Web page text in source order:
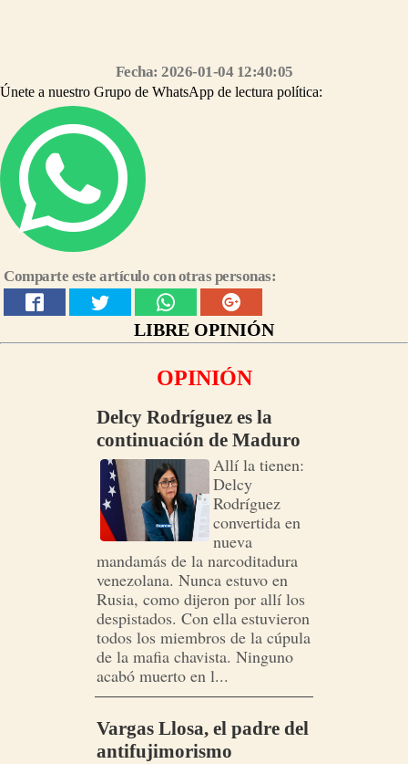
Fecha: 2026-01-04 12:40:05
Únete a nuestro Grupo de WhatsApp de lectura política:
Comparte este artículo con otras personas:
LIBRE OPINIÓN
OPINIÓN
Delcy Rodríguez es la
continuación de Maduro
Allí la tienen:
Delcy
Rodríguez
convertida en
nueva
mandamás de la narcoditadura
venezolana. Nunca estuvo en
Rusia, como dijeron por allí los
despistados. Con ella estuvieron
todos los miembros de la cúpula
de la mafia chavista. Ninguno
acabó muerto en l...
Vargas Llosa, el padre del
antifujimorismo